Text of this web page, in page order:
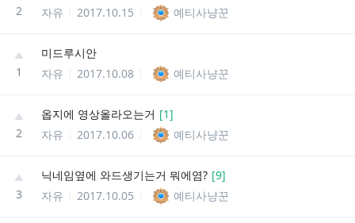
2
자유
2017.10.15 예티사냥꾼
1
미드루시안
자유
2017.10.08 예티사냥꾼
2
옵지에 영상올라오는거 [1]
자유
2017.10.06 예티사냥꾼
3
닉네임옆에 와드생기는거 뭐에염? [9]
자유
2017.10.05 예티사냥꾼